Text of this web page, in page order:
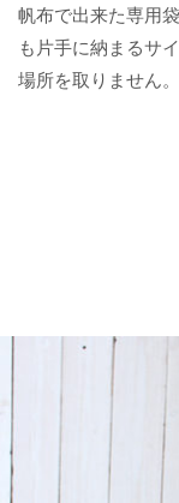
帆布で出来た専用
も片手に納まるサ
場所を取りません。